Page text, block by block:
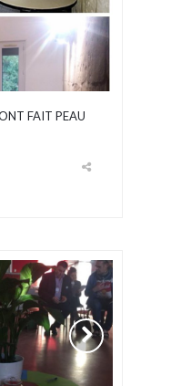
FAIT PEAU